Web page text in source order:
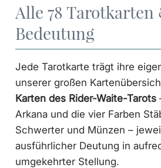
Alle 78 Tarotkarten
Bedeutung
Jede Tarotkarte trägt ihre
unserer großen
Karten des Rider-Waite-Tarots
Arkana und die vier Farben
Schwerter und Münzen –
ausführlicher Deutung in
umgekehrter Stellung.